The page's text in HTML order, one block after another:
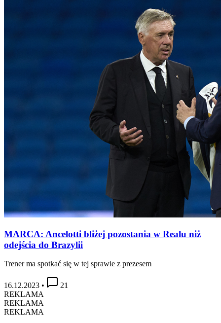
MARCA: Ancelotti bliżej pozostania w Realu niż
odejścia do Brazylii
Trener ma spotkać się w tej sprawie z prezesem
16.12.2023 •
21
REKLAMA
REKLAMA
REKLAMA